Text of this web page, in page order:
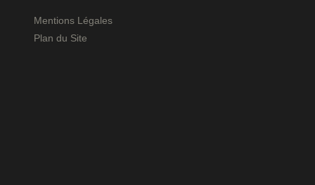
Mentions Légales
Plan du Site